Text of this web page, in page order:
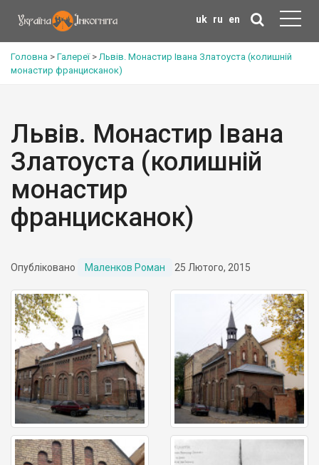
uk ru en
Головна > Галереї>Львів. Монастир Івана Златоуста (колишній
монастир францисканок)
Львів. Монастир Івана
Златоуста (колишній
монастир
францисканок)
Опубліковано Маленков Роман 25 Лютого, 2015